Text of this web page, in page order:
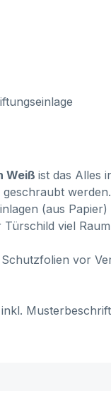
Weiß ist das Alles
(aus
viel
vor